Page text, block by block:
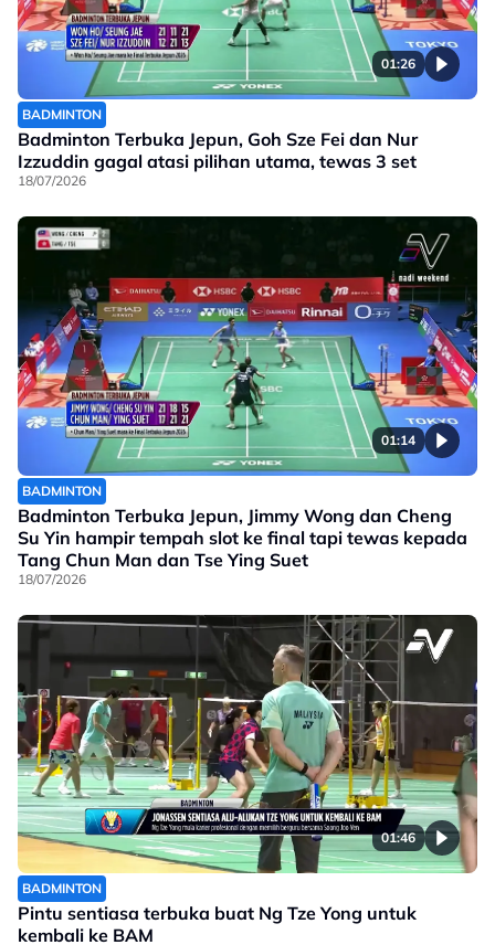
01:26
BADMINTON
Badminton Terbuka Jepun, Goh Sze Fei dan Nur
Izzuddin gagal atasi pilihan utama, tewas 3 set
18/07/2026
01:14
BADMINTON
Badminton Terbuka Jepun, Jimmy Wong dan Cheng
Su Yin hampir tempah slot ke final tapi tewas kepada
Tang Chun Man dan Tse Ying Suet
18/07/2026
01:46
BADMINTON
Pintu sentiasa terbuka buat Ng Tze Yong untuk
kembali ke BAM